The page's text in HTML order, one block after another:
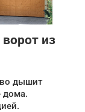
из
дышит
дома.